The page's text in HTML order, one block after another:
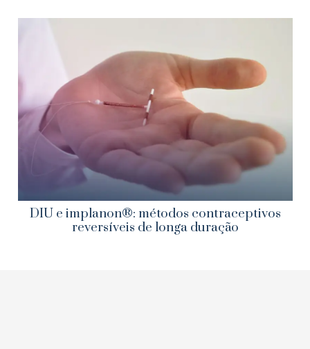
DIU e implanon®: métodos contraceptivos
reversíveis de longa duração